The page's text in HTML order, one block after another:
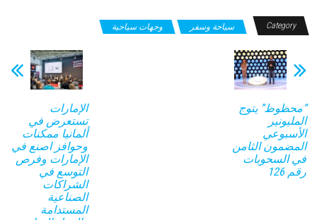
Category سياحة وسفر وجهات سياحية
الإمارات
تستعرض في
ألمانيا ممكنات
وحوافز اصنع في
الإمارات وفرص
التوسع في
الشراكات
الصناعية
المستدامة
“محظوظ” يتوج
المليونير
الأسبوعي
المضمون الثامن
في السحوبات
رقم 126